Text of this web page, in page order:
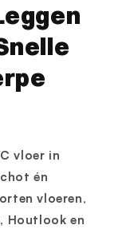
vloer in
én
vloeren,
Houtlook en